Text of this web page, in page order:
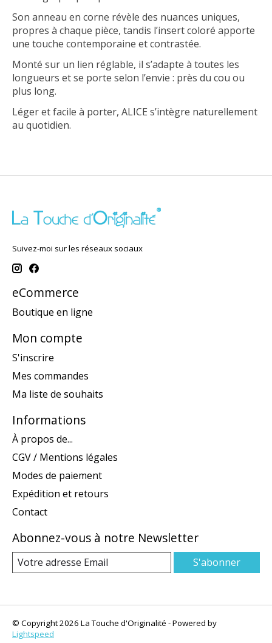
Son anneau en corne révèle des nuances uniques,
propres à chaque pièce, tandis l’insert coloré apporte
une touche contemporaine et contrastée.
Monté sur un lien réglable, il s’adapte à toutes les
longueurs et se porte selon l’envie : près du cou ou
plus long.
Léger et facile à porter, ALICE s’intègre naturellement
au quotidien.
Suivez-moi sur les réseaux sociaux
eCommerce
Boutique en ligne
Mon compte
S'inscrire
Mes commandes
Ma liste de souhaits
Informations
À propos de...
CGV / Mentions légales
Modes de paiement
Expédition et retours
Contact
Abonnez-vous à notre Newsletter
S'abonner
© Copyright 2026 La Touche d'Originalité - Powered by
Lightspeed